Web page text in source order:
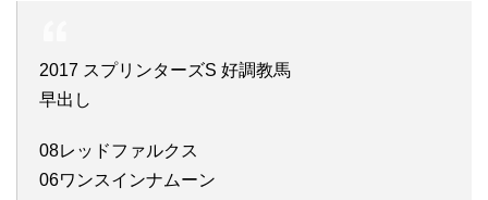
2017 スプリンターズS 好調教馬
早出し
08レッドファルクス
06ワンスインナムーン